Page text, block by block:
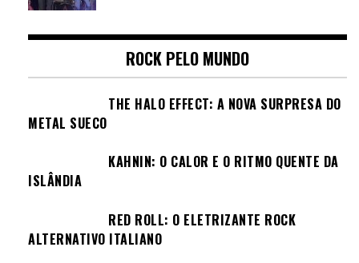
ROCK PELO MUNDO
THE HALO EFFECT: A NOVA SURPRESA DO
METAL SUECO
KAHNIN: O CALOR E O RITMO QUENTE DA
ISLÂNDIA
RED ROLL: O ELETRIZANTE ROCK
ALTERNATIVO ITALIANO